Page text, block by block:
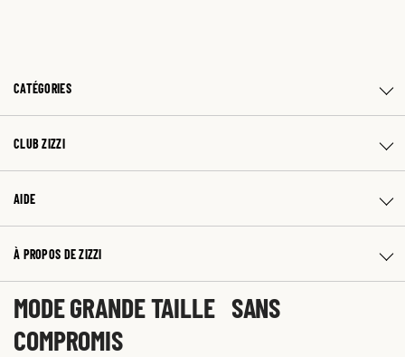
CATÉGORIES
CLUB ZIZZI
AIDE
À PROPOS DE ZIZZI
MODE GRANDE TAILLE SANS
COMPROMIS